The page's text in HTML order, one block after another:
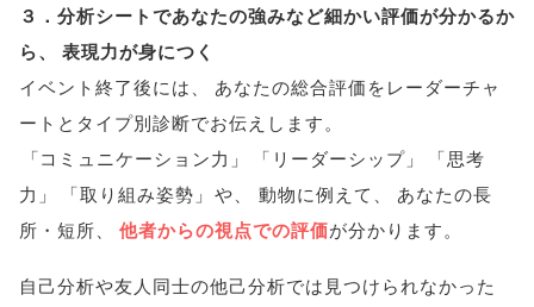
３．分析シートであなたの強みなど細かい評価が分かるか
ら、 表現力が身につく
イベント終了後には、
あなたの総合評価をレーダーチャ
ートとタイプ別診断でお伝えします。
「コミュニケーション力 」 「 リーダーシップ 」 「思考
力 」 「取り組み姿勢 」 や、 動物に例えて 、
あなたの長
所・短所、 他者からの視点での評価が分かります。
自己分析や友人同士の他己分析では見つけられなかった